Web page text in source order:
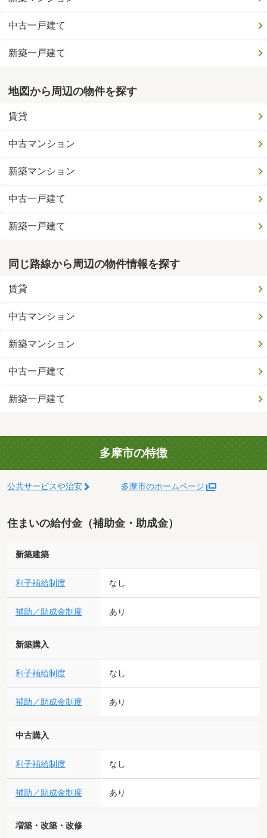
中古一戸建て
新築一戸建て
地図から周辺の物件を探す
賃貸
中古マンション
新築マンション
中古一戸建て
新築一戸建て
同じ路線から周辺の物件情報を探す
賃貸
中古マンション
新築マンション
中古一戸建て
新築一戸建て
多摩市の特徴
公共サービスや治安 多摩市のホームページ
住まいの給付金（補助金・助成金）
新築建築
利子補給制度 なし
補助／助成金制度 あり
新築購入
利子補給制度 なし
補助／助成金制度 あり
中古購入
利子補給制度 なし
補助／助成金制度 あり
増築・改築・改修